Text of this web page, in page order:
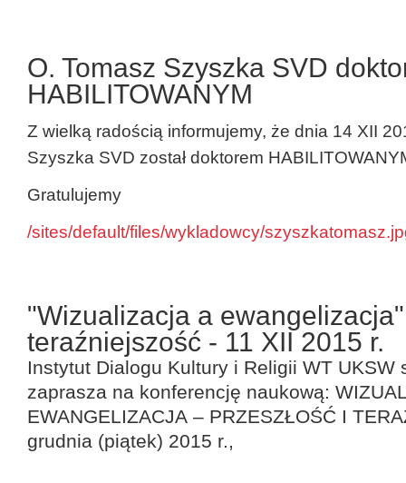
O. Tomasz Szyszka SVD
HABILITOWANYM
Z wielką radością informujemy, że dnia 14 XII
Szyszka SVD został doktorem
Gratulujemy
/sites/default/files/wykladowcy/
"Wizualizacja a
teraźniejszość - 11 XII 2015 r.
Instytut Dialogu Kultury i Religii WT UKSW
zaprasza na konferencję naukową:
EWANGELIZACJA – PRZESZŁOŚĆ I
grudnia (piątek) 2015 r.,